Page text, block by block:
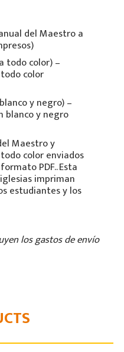
del Maestro a
todo color) –
color
y negro) –
blanco y negro
Maestro y
color enviados
PDF.. Esta
impriman
estudiantes y los
los gastos de envío